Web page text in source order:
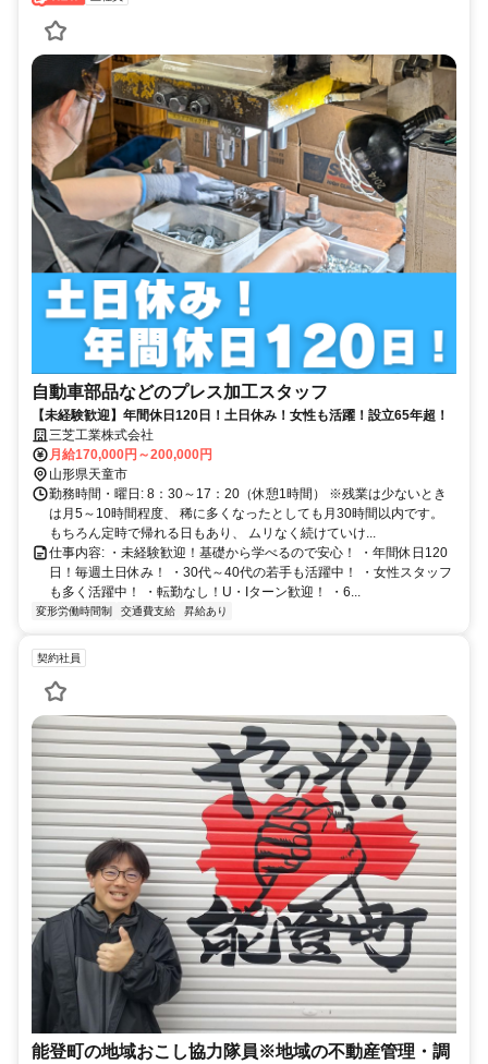
自動車部品などのプレス加工スタッフ
【未経験歓迎】年間休日120日！土日休み！女性も活躍！設立65年超！
三芝工業株式会社
月給170,000円～200,000円
山形県天童市
勤務時間・曜日: 8：30～17：20（休憩1時間） ※残業は少ないとき
は月5～10時間程度、 稀に多くなったとしても月30時間以内です。
もちろん定時で帰れる日もあり、 ムリなく続けていけ...
仕事内容: ・未経験歓迎！基礎から学べるので安心！ ・年間休日120
日！毎週土日休み！ ・30代～40代の若手も活躍中！ ・女性スタッフ
も多く活躍中！ ・転勤なし！U・Iターン歓迎！ ・6...
変形労働時間制 交通費支給 昇給あり
契約社員
能登町の地域おこし協力隊員※地域の不動産管理・調